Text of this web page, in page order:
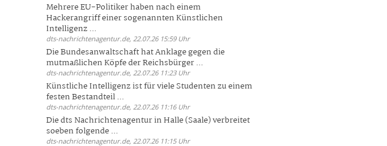
Mehrere EU-Politiker haben nach einem
Hackerangriff einer sogenannten Künstlichen
Intelligenz ...
dts-nachrichtenagentur.de, 22.07.26 15:59 Uhr
Die Bundesanwaltschaft hat Anklage gegen die
mutmaßlichen Köpfe der Reichsbürger ...
dts-nachrichtenagentur.de, 22.07.26 11:23 Uhr
Künstliche Intelligenz ist für viele Studenten zu einem
festen Bestandteil ...
dts-nachrichtenagentur.de, 22.07.26 11:16 Uhr
Die dts Nachrichtenagentur in Halle (Saale) verbreitet
soeben folgende ...
dts-nachrichtenagentur.de, 22.07.26 11:15 Uhr